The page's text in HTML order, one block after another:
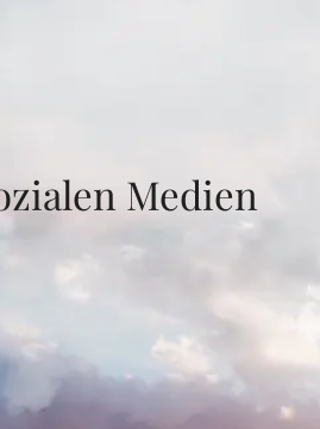
Medien